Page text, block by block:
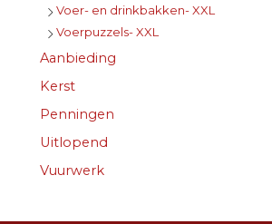
Voer- en drinkbakken- XXL
Voerpuzzels- XXL
Aanbieding
Kerst
Penningen
Uitlopend
Vuurwerk